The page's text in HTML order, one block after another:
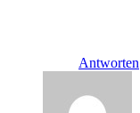
Antworten